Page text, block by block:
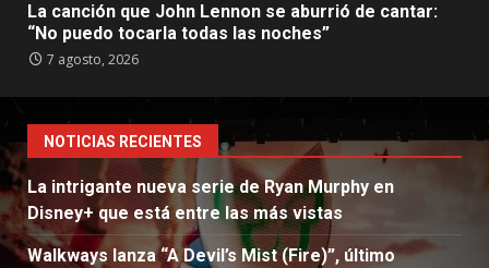
La canción que John Lennon se aburrió de cantar:
“No puedo tocarla todas las noches”
7 agosto, 2026
NOTICIAS RECIENTES
La intrigante nueva serie de Ryan Murphy en
Disney+ que está entre las más vistas
Walkways lanza “A Devil’s Mist (Fire)”, último